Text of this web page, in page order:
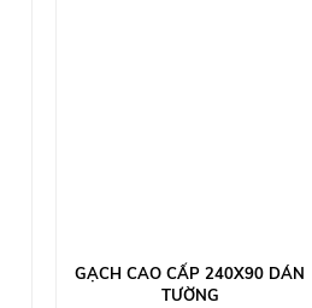
GẠCH CAO CẤP 240X90 DÁN
TƯỜNG